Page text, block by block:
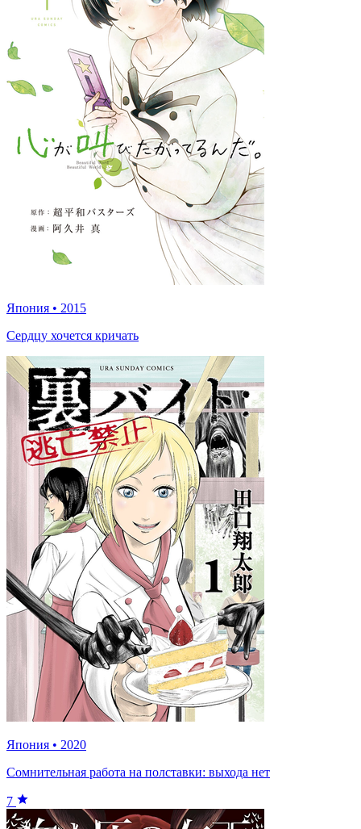
Япония • 2015
Сердцу хочется кричать
Япония • 2020
Сомнительная работа на полставки: выхода нет
7